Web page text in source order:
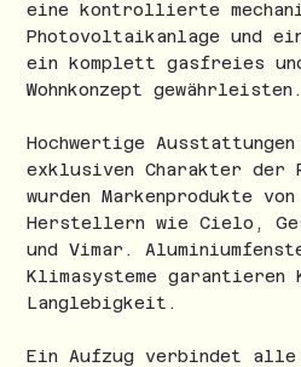
eine kontrollierte
Photovoltaikanlage und
ein komplett gasfreies
Wohnkonzept gewährleisten.
Hochwertige
exklusiven Charakter der
wurden Markenprodukte
Herstellern wie Cielo,
und Vimar.
Klimasysteme garantieren
Langlebigkeit.
Ein Aufzug verbindet